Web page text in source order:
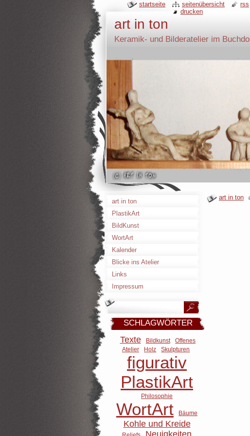
art in ton
Keramik- und Bilderatelier im
art in ton
art in ton
PlastikArt
BildKunst
WortArt
Kalender
Blicke ins Atelier
Links
Impressum
SCHLAGWÖRTER
Texte Bildkunst
Offenes
Atelier
Holz Skulpturen
figurativ
PlastikArt
Philosophie
WortArt Bäume
Kohle und Kreide
Neuigkeiten
startseite seitenübersicht
rss
drucken